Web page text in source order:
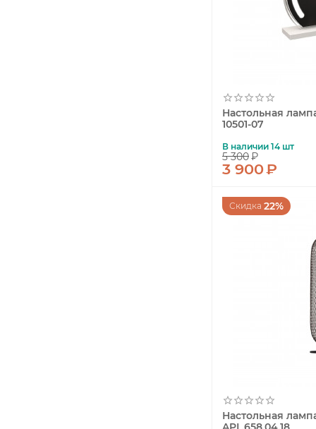
Настольная
10501-07
В наличии 14 шт
5 300₽
3 900₽
Скидка 22%
Настольная